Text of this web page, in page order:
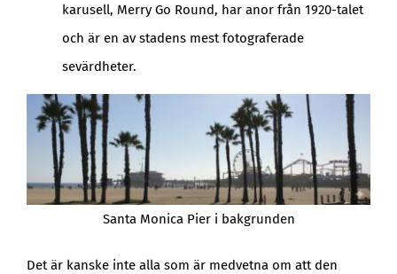
karusell, Merry Go Round, har anor från 1920-talet
och är en av stadens mest fotograferade
sevärdheter.
Santa Monica Pier i bakgrunden
Det är kanske inte alla som är medvetna om att den